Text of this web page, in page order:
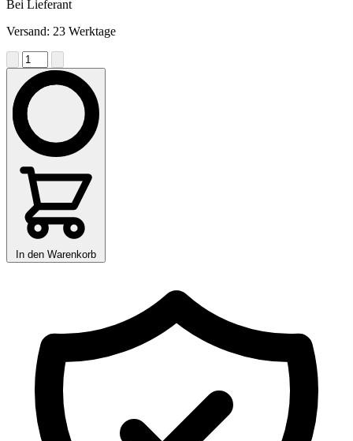
Bei Lieferant
Versand: 23 Werktage
In den Warenkorb